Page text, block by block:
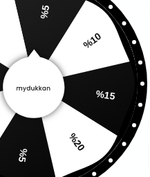
%5
%10
%15
%20
%5